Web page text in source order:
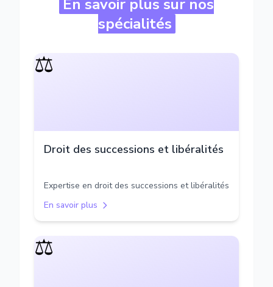
En savoir plus sur nos
spécialités
⚖️
Droit des successions et libéralités
Expertise en droit des successions et libéralités
En savoir plus
⚖️